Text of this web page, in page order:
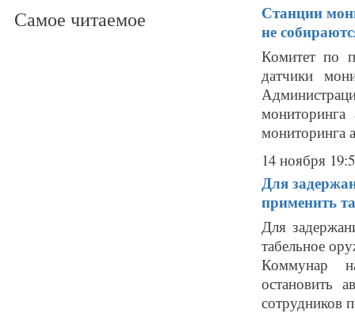
Самое читаемое
Станции
не
Комитет по
датчики
мониторинга
14 ноября
Для
применить
Для
табельное
Коммунар
остановить
сотрудников